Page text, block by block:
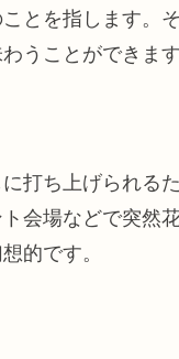
とを指します。
うことができます
打ち上げられる
会場などで突然
的です。